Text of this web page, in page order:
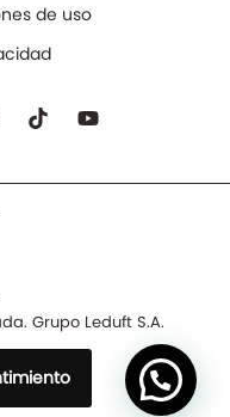
de uso
Grupo Leduft S.A.